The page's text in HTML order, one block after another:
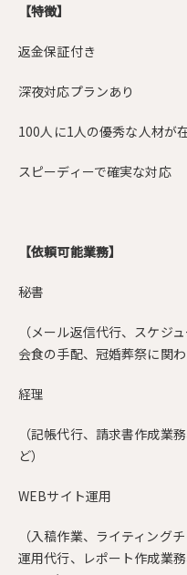
【特徴】
返金保証付き
深夜対応プランあり
100人に1人の優秀な人材が
スピーディーで確実な対応
【依頼可能業務】
秘書
（メール返信代行、スケジ
会食の手配、冠婚葬祭に関わ
経理
（記帳代行、請求書作成業
ど）
WEBサイト運用
（入稿作業、ライティング
運用代行、レポート作成業